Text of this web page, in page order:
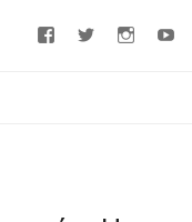
FacebookTwitter